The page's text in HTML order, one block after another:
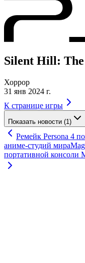
Silent Hill: The
Хоррор
31 янв 2024 г.
К странице игры
Показать новости (1)
Ремейк Persona 4
аниме-студий мира
портативной консоли